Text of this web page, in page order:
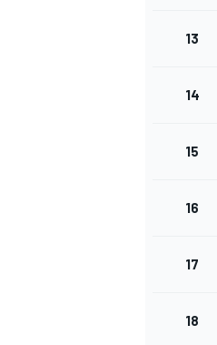
13
14
15
16
17
18